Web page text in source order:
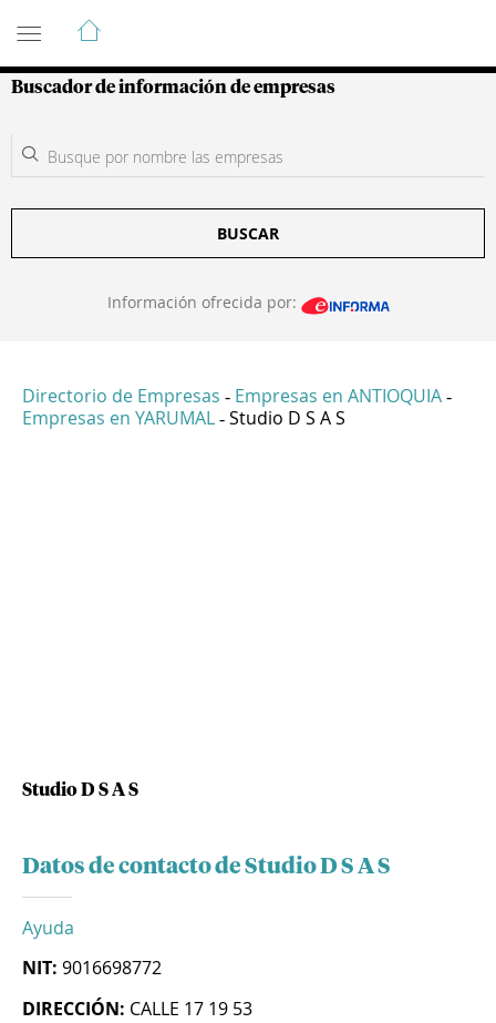
Guía de Empresas Colombianas
Buscador de información de empresas
BUSCAR
Información ofrecida por:
Directorio de Empresas - Empresas en ANTIOQUIA -
Empresas en YARUMAL - Studio D S A S
Studio D S A S
Datos de contacto de Studio D S A S
Ayuda
NIT: 9016698772
DIRECCIÓN: CALLE 17 19 53